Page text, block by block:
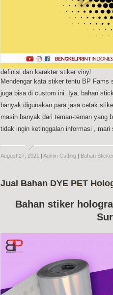
definisi dan karakter stiker vinyl
Mendengar kata stiker tentu BP Fams
juga bisa di custom ini. Iya, bahan
banyak digunakan para jasa cetak
masih banyak dari teman-teman yang
tidak ingin ketinggalan informasi , mari
August 27, 2021 | Admin Cutting | Bahan
Jual Bahan DYE PET
Bahan stiker